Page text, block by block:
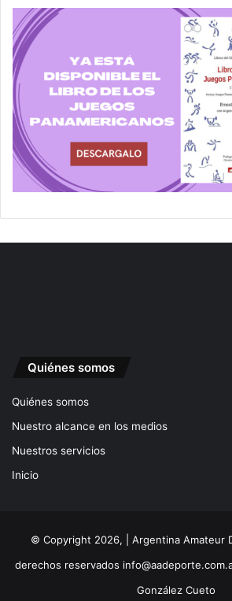
Quiénes somos
Quiénes somos
Nuestro alcance en los medios
Nuestros servicios
Inicio
© Copyright 2026, | Argentina Amateur
derechos reservados
González Cueto